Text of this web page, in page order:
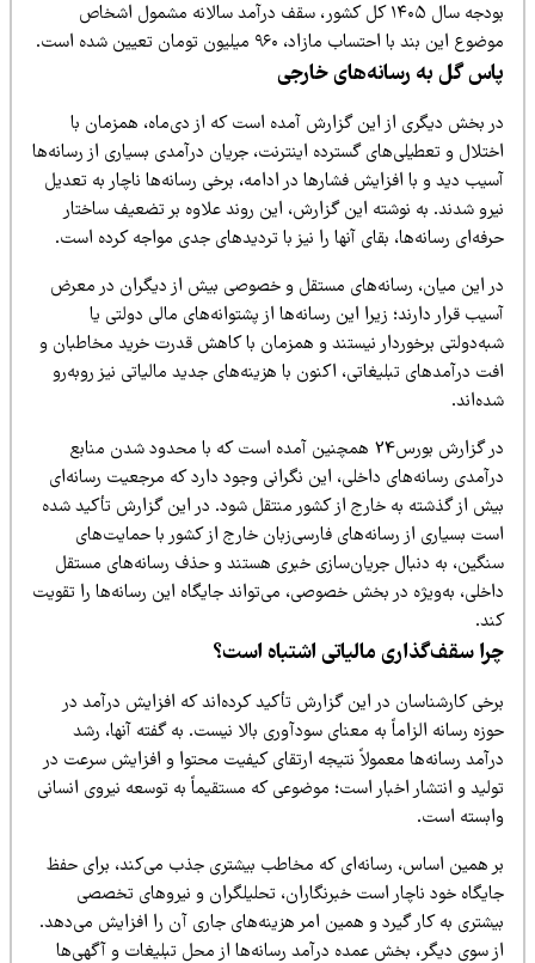
بودجه سال ۱۴۰۵ کل کشور، سقف درآمد سالانه مشمول اشخاص
این بند با احتساب مازاد، ۹۶۰ میلیون تومان تعیین شده است.
گل به رسانه‌های خارجی
بخش دیگری از این گزارش آمده است که از دی‌ماه، همزمان با
و تعطیلی‌های گسترده اینترنت، جریان درآمدی بسیاری از رسانه‌ها
دید و با افزایش فشارها در ادامه، برخی رسانه‌ها ناچار به تعدیل
شدند. به نوشته این گزارش، این روند علاوه بر تضعیف ساختار
رسانه‌ها، بقای آنها را نیز با تردیدهای جدی مواجه کرده است.
این میان، رسانه‌های مستقل و خصوصی بیش از دیگران در معرض
قرار دارند؛ زیرا این رسانه‌ها از پشتوانه‌های مالی دولتی یا
برخوردار نیستند و همزمان با کاهش قدرت خرید مخاطبان و
درآمدهای تبلیغاتی، اکنون با هزینه‌های جدید مالیاتی نیز روبه‌رو
در گزارش بورس24 همچنین آمده است که با محدود شدن منابع
رسانه‌های داخلی، این نگرانی وجود دارد که مرجعیت رسانه‌ای
از گذشته به خارج از کشور منتقل شود. در این گزارش تأکید شده
بسیاری از رسانه‌های فارسی‌زبان خارج از کشور با حمایت‌های
به دنبال جریان‌سازی خبری هستند و حذف رسانه‌های مستقل
به‌ویژه در بخش خصوصی، می‌تواند جایگاه این رسانه‌ها را تقویت
سقف‌گذاری مالیاتی اشتباه است؟
کارشناسان در این گزارش تأکید کرده‌اند که افزایش درآمد در
رسانه الزاماً به معنای سودآوری بالا نیست. به گفته آنها، رشد
رسانه‌ها معمولاً نتیجه ارتقای کیفیت محتوا و افزایش سرعت در
و انتشار اخبار است؛ موضوعی که مستقیماً به توسعه نیروی انسانی
است.
همین اساس، رسانه‌ای که مخاطب بیشتری جذب می‌کند، برای حفظ
خود ناچار است خبرنگاران، تحلیلگران و نیروهای تخصصی
به کار گیرد و همین امر هزینه‌های جاری آن را افزایش می‌دهد.
سوی دیگر، بخش عمده درآمد رسانه‌ها از محل تبلیغات و آگهی‌ها